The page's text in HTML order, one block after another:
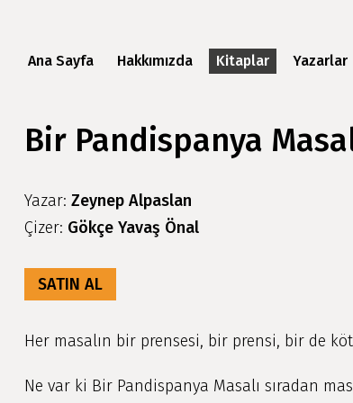
Ana Sayfa Hakkımızda Kitaplar Yazarlar
Bir Pandispanya
Yazar:Zeynep Alpaslan
Çizer: Gökçe Yavaş Önal
SATIN AL
Her masalın bir prensesi, bir prensi, bir de
Ne var ki Bir Pandispanya Masalı sıradan